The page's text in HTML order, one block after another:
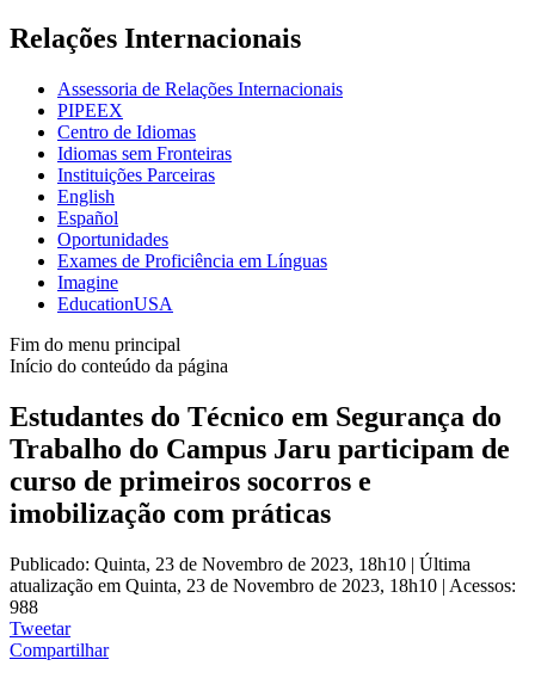
Relações Internacionais
Assessoria de Relações Internacionais
PIPEEX
Centro de Idiomas
Idiomas sem Fronteiras
Instituições Parceiras
English
Español
Oportunidades
Exames de Proficiência em Línguas
Imagine
EducationUSA
Fim do menu principal
Início do conteúdo da página
Estudantes do Técnico em Segurança do
Trabalho do Campus Jaru participam de
curso de primeiros socorros e
imobilização com práticas
Publicado: Quinta, 23 de Novembro de 2023, 18h10 | Última
atualização em Quinta, 23 de Novembro de 2023, 18h10 | Acessos:
988
Tweetar
Compartilhar